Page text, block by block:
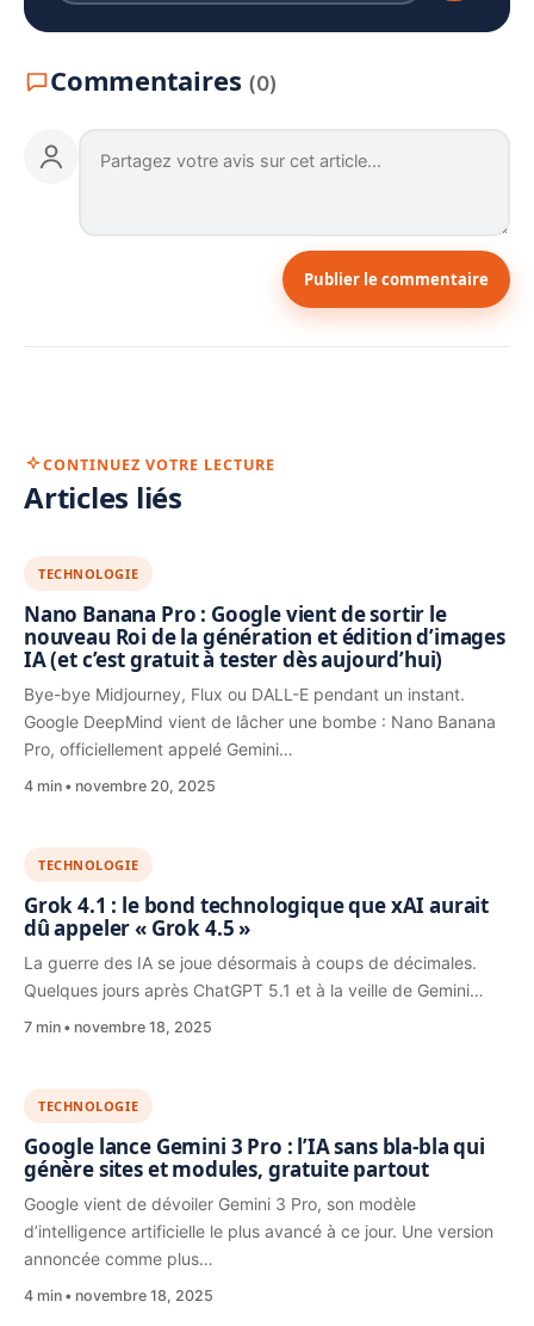
Commentaires (0)
Publier le commentaire
CONTINUEZ VOTRE LECTURE
Articles liés
TECHNOLOGIE
Nano Banana Pro : Google vient de sortir le
nouveau Roi de la génération et édition d’images
IA (et c’est gratuit à tester dès aujourd’hui)
Bye-bye Midjourney, Flux ou DALL-E pendant un instant.
Google DeepMind vient de lâcher une bombe : Nano Banana
Pro, officiellement appelé Gemini…
4 min novembre 20, 2025
TECHNOLOGIE
Grok 4.1 : le bond technologique que xAI aurait
dû appeler « Grok 4.5 »
La guerre des IA se joue désormais à coups de décimales.
Quelques jours après ChatGPT 5.1 et à la veille de Gemini…
7 min novembre 18, 2025
TECHNOLOGIE
Google lance Gemini 3 Pro : l’IA sans bla-bla qui
génère sites et modules, gratuite partout
Google vient de dévoiler Gemini 3 Pro, son modèle
d’intelligence artificielle le plus avancé à ce jour. Une version
annoncée comme plus…
4 min novembre 18, 2025